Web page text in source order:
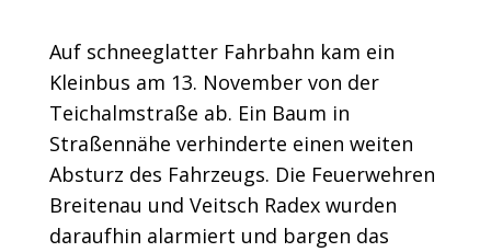
Auf schneeglatter Fahrbahn kam ein
Kleinbus am 13. November von der
Teichalmstraße ab. Ein Baum in
Straßennähe verhinderte einen weiten
Absturz des Fahrzeugs. Die Feuerwehren
Breitenau und Veitsch Radex wurden
daraufhin alarmiert und bargen das